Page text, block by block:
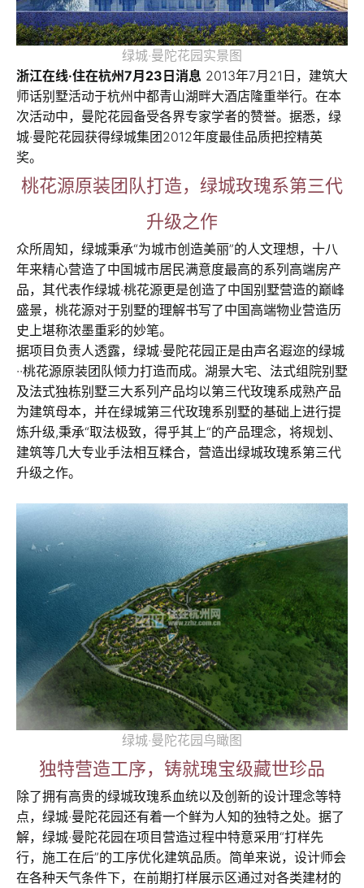
绿城·曼陀花园实景图
浙江在线·住在杭州7月23日消息 2013年7月21日，建筑大
师话别墅活动于杭州中都青山湖畔大酒店隆重举行。在本
次活动中，曼陀花园备受各界专家学者的赞誉。据悉，绿
城·曼陀花园获得绿城集团2012年度最佳品质把控精英
奖。
桃花源原装团队打造，绿城玫瑰系第三代
升级之作
众所周知，绿城秉承“为城市创造美丽”的人文理想，十八
年来精心营造了中国城市居民满意度最高的系列高端房产
品，其代表作绿城·桃花源更是创造了中国别墅营造的巅峰
盛景，桃花源对于别墅的理解书写了中国高端物业营造历
史上堪称浓墨重彩的妙笔。
据项目负责人透露，绿城·曼陀花园正是由声名遐迩的绿城
··桃花源原装团队倾力打造而成。湖景大宅、法式组院别墅
及法式独栋别墅三大系列产品均以第三代玫瑰系成熟产品
为建筑母本，并在绿城第三代玫瑰系别墅的基础上进行提
炼升级,秉承“取法极致，得乎其上“的产品理念，将规划、
建筑等几大专业手法相互糅合，营造出绿城玫瑰系第三代
升级之作。
绿城·曼陀花园鸟瞰图
独特营造工序，铸就瑰宝级藏世珍品
除了拥有高贵的绿城玫瑰系血统以及创新的设计理念等特
点，绿城·曼陀花园还有着一个鲜为人知的独特之处。据了
解，绿城·曼陀花园在项目营造过程中特意采用“打样先
行，施工在后”的工序优化建筑品质。简单来说，设计师会
在各种天气条件下，在前期打样展示区通过对各类建材的